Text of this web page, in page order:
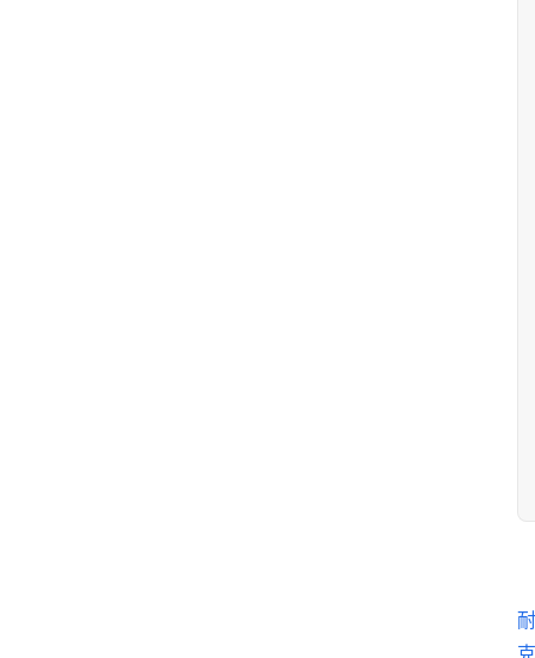
耐
克